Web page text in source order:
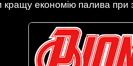
кращу економію палива при